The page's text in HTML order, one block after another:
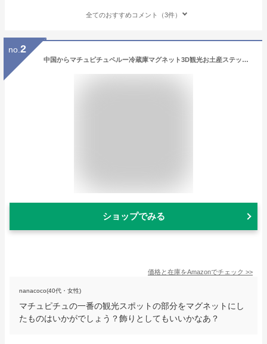
全てのおすすめコメント（3件）
no. 2
中国からマチュピチュペルー冷蔵庫マグネット3D観光お土産ステッカー、樹脂冷蔵庫マグネット家と台所の装飾
ショップでみる
価格と在庫をAmazonでチェック >>
nanacoco(40代・女性)
マチュピチュの一番の観光スポットの部分をマグネットにし
たものはいかがでしょう？飾りとしてもいいかなあ？